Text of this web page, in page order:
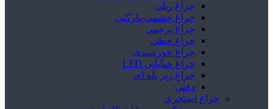
چراغ ریلی
چراغ چشمی-پارکتی
چراغ پرچمی
چراغ خطی
چراغ خورشیدی
چراغ خیابانی LED
چراغ زیر پله ای
دفنی
چراغ استخری